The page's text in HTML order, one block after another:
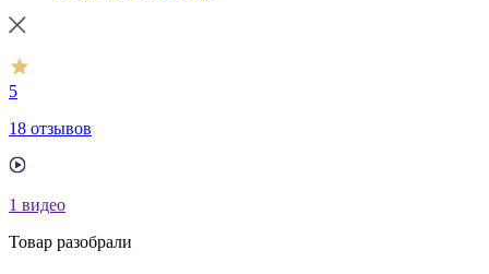
5
18 отзывов
1 видео
Товар разобрали